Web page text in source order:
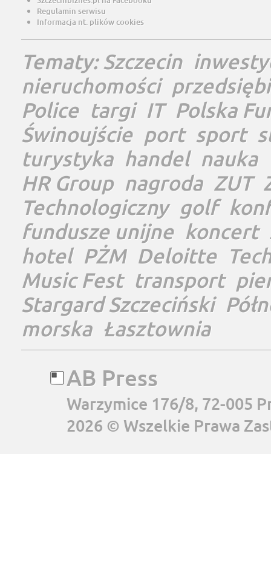
Regulamin serwisu
Informacja nt. plików cookies
Tematy:Szczecin
nieruchomości
Police targi IT Polska
Świnoujście port sport
turystyka handel nauka
HR Group nagroda ZUT
Technologiczny golf
fundusze unijne koncert
hotel PŻM Deloitte
Music Fest transport
Stargard Szczeciński
morska Łasztownia
AB Press
Warzymice 176/8, 72-005
2026 © Wszelkie Prawa